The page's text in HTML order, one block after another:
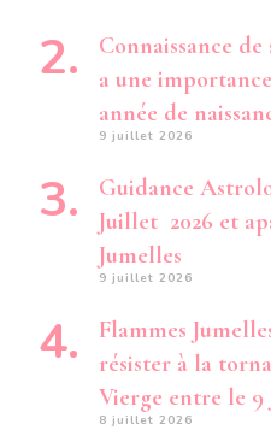
Connaissance
a une
année de
9 juillet 2026
Guidance
Juillet 2026 et
Jumelles
9 juillet 2026
Flammes
résister à la
Vierge entre le 9
8 juillet 2026